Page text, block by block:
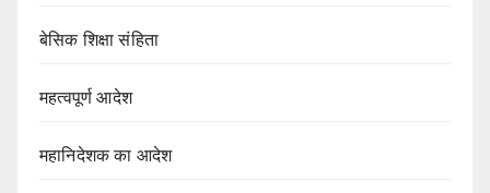
बेसिक शिक्षा संहिता
महत्वपूर्ण आदेश
महानिदेशक का आदेश